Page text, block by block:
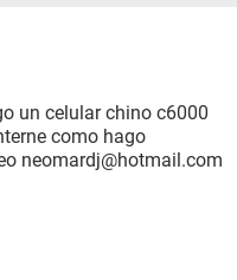
un celular chino c6000
como hago
neomardj@hotmail.com